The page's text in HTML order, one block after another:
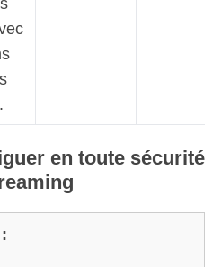
en toute sécurité